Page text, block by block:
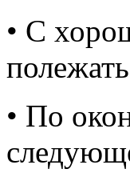
• С
• По